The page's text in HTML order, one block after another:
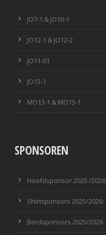
JO7-1 & JO10-1
JO12-1 & JO12-2
JO11-01
JO15-1
MO13-1 & MO15-1
SPONSOREN
Hoofdsponsor 2025 /2026
Shirtsponsors 2025/2026:
Bordsponsors 2025/2026